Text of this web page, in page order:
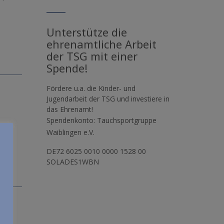
Unterstütze die
ehrenamtliche Arbeit
der TSG mit einer
Spende!
Fördere u.a. die Kinder- und
Jugendarbeit der TSG und investiere in
das Ehrenamt!
Spendenkonto: Tauchsportgruppe
Waiblingen e.V.
DE72 6025 0010 0000 1528 00
SOLADES1WBN